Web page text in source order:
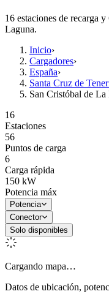
16 estaciones de recarga
Laguna.
Inicio›
Cargadores›
España›
Santa Cruz de
San Cristóbal de La
16
Estaciones
56
Puntos de carga
6
Carga rápida
150 kW
Potencia máx
Potencia
Conector
Solo disponibles
Cargando mapa…
Datos de ubicación,